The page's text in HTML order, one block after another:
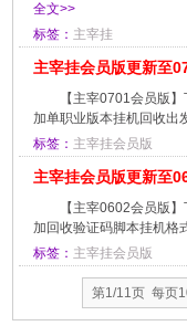
全文>>
标签： 主宰挂
主宰挂会员版更新至
【主宰0701会员版
加单职业版本挂机回收出
标签： 主宰挂会员版
主宰挂会员版更新至
【主宰0602会员版
加回收验证码脚本挂机格
标签： 主宰挂会员版
第1/11页 每页